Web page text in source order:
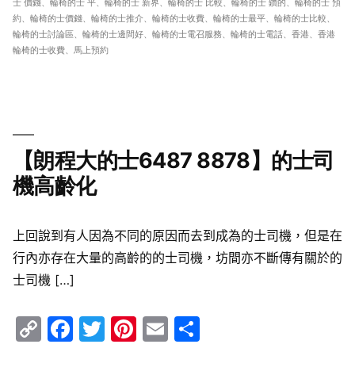
士 價錢、 輪椅的士 平、 輪椅的士 新界、 輪椅的士 比較、 輪椅的士 鑽的、 輪椅的士 預
約、 輪椅的士價錢、 輪椅的士推介、 輪椅的士收費、 輪椅的士最平、 輪椅的士比較、
輪椅的士討論區、 輪椅的士邊間好、 輪椅的士電召服務、 輪椅的士電話、 香港、 香港
輪椅的士收費、 馬上預約
【朗程大的士6487 8878】的士司
機高齡化
上回說到有人因為不同的原因而去到成為的士司機，但是在
行內亦存在大量的高齡的的士司機，坊間亦不斷傳有關於的
士司機 […]
CopyFacebook
Twitter
Pinterest
Email